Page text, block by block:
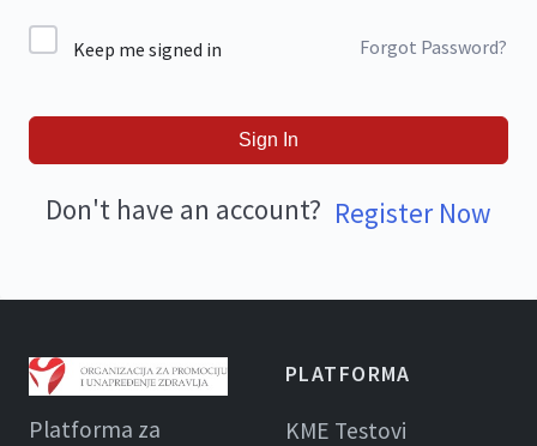
Keep me signed in Forgot Password?
Sign In
Don't have an account? Register Now
Platforma za
PLATFORMA
KME Testovi